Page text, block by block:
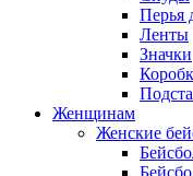
Перья
Ленты
Значки
Женщинам
Женские